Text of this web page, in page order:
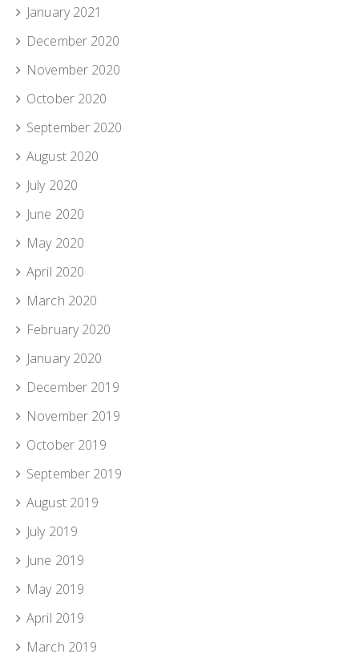
January 2021
December 2020
November 2020
October 2020
September 2020
August 2020
July 2020
June 2020
May 2020
April 2020
March 2020
February 2020
January 2020
December 2019
November 2019
October 2019
September 2019
August 2019
July 2019
June 2019
May 2019
April 2019
March 2019